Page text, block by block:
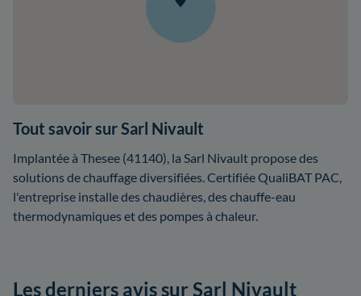
Tout savoir sur Sarl Nivault
Implantée à Thesee (41140), la Sarl Nivault propose des
solutions de chauffage diversifiées. Certifiée QualiBAT PAC,
l'entreprise installe des chaudières, des chauffe-eau
thermodynamiques et des pompes à chaleur.
Les derniers avis sur Sarl Nivault